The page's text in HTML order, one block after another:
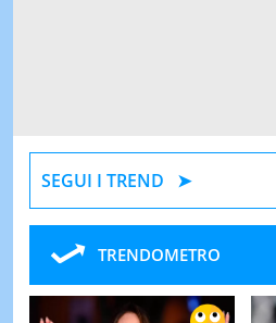
SEGUI I TREND
TRENDOMETRO